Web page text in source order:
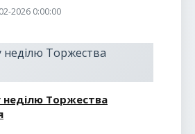
2026 0:00:00
неділю Торжества